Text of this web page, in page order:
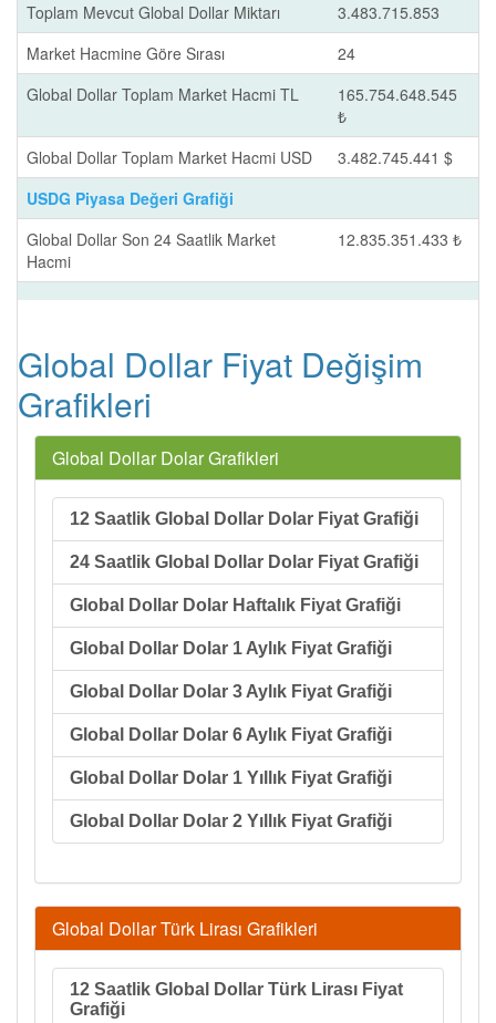
Toplam Mevcut Global Dollar Miktarı
3.483.715.853
Market Hacmine Göre Sırası
24
Global Dollar Toplam Market Hacmi TL
165.754.648.545
₺
Global Dollar Toplam Market Hacmi USD
3.482.745.441 $
USDG Piyasa Değeri Grafiği
Global Dollar Son 24 Saatlik Market
Hacmi
12.835.351.433 ₺
Global Dollar Fiyat Değişim
Grafikleri
Global Dollar Dolar Grafikleri
12 Saatlik Global Dollar Dolar Fiyat Grafiği
24 Saatlik Global Dollar Dolar Fiyat Grafiği
Global Dollar Dolar Haftalık Fiyat Grafiği
Global Dollar Dolar 1 Aylık Fiyat Grafiği
Global Dollar Dolar 3 Aylık Fiyat Grafiği
Global Dollar Dolar 6 Aylık Fiyat Grafiği
Global Dollar Dolar 1 Yıllık Fiyat Grafiği
Global Dollar Dolar 2 Yıllık Fiyat Grafiği
Global Dollar Türk Lirası Grafikleri
12 Saatlik Global Dollar Türk Lirası Fiyat
Grafiği